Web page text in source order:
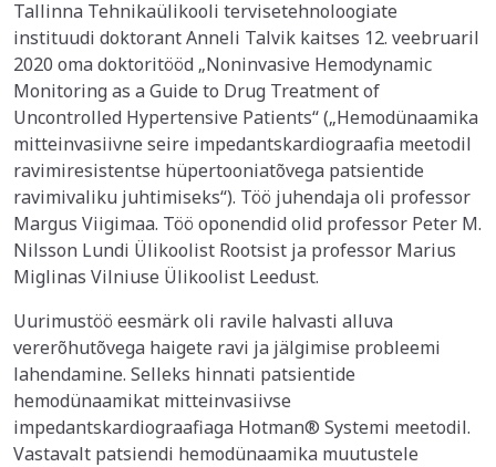
Tallinna Tehnikaülikooli tervisetehnoloogiate
instituudi doktorant Anneli Talvik kaitses 12. veebruaril
2020 oma doktoritööd „Noninvasive Hemodynamic
Monitoring as a Guide to Drug Treatment of
Uncontrolled Hypertensive Patients“ („Hemodünaamika
mitteinvasiivne seire impedantskardiograafia meetodil
ravimiresistentse hüpertooniatõvega patsientide
ravimivaliku juhtimiseks“). Töö juhendaja oli professor
Margus Viigimaa. Töö oponendid olid professor Peter M.
Nilsson Lundi Ülikoolist Rootsist ja professor Marius
Miglinas Vilniuse Ülikoolist Leedust.
Uurimustöö eesmärk oli ravile halvasti alluva
vererõhutõvega haigete ravi ja jälgimise probleemi
lahendamine. Selleks hinnati patsientide
hemodünaamikat mitteinvasiivse
impedantskardiograafiaga Hotman® Systemi meetodil.
Vastavalt patsiendi hemodünaamika muutustele